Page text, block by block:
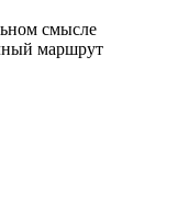
смысле
маршрут